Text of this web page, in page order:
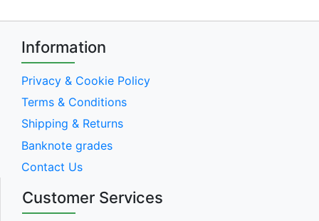
Information
Privacy & Cookie Policy
Terms & Conditions
Shipping & Returns
Banknote grades
Contact Us
Customer Services